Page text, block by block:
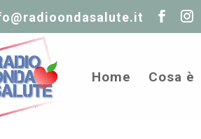
Home Cosa è